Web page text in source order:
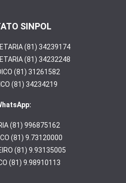
SINPOL
(81) 34239174
(81) 34232248
(81) 31261582
(81) 34234219
(81) 996875162
(81) 9.73120000
(81) 9.93135005
(81) 9.98910113